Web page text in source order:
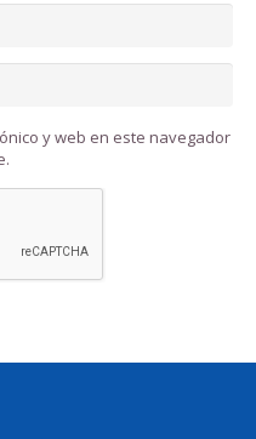
y web en este navegador